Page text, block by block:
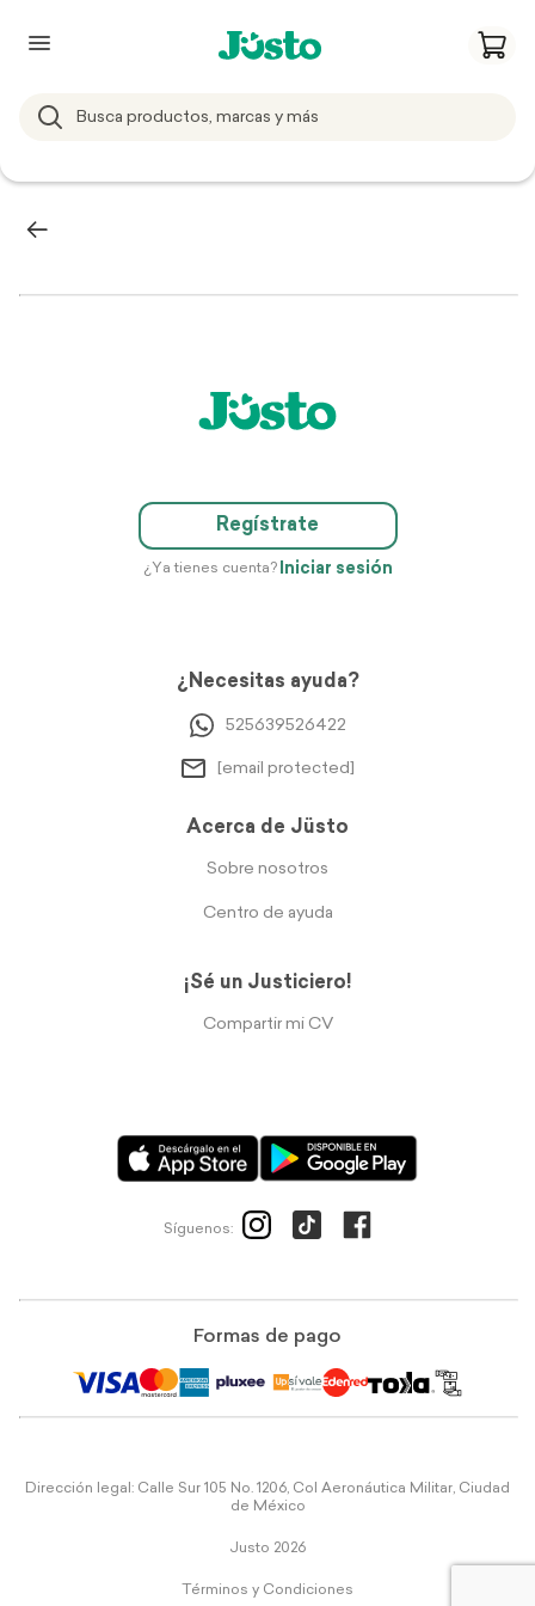
Regístrate
¿Ya tienes cuenta? Iniciar sesión
¿Necesitas ayuda?
525639526422
[email protected]
Acerca de Jüsto
Sobre nosotros
Centro de ayuda
¡Sé un Justiciero!
Compartir mi CV
Síguenos:
Formas de pago
Dirección legal: Calle Sur 105 No. 1206, Col Aeronáutica Militar, Ciudad
de México
Justo 2026
Términos y Condiciones